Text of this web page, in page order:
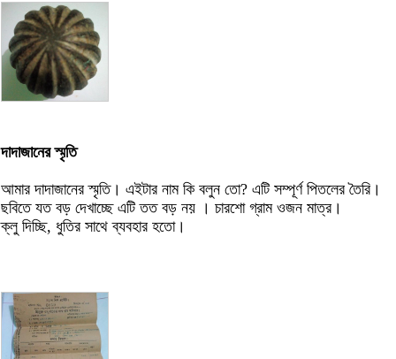
দাদাজানের স্মৃতি
আমার দাদাজানের স্মৃতি। এইটার নাম কি বলুন তো? এটি সম্পূর্ণ পিতলের তৈরি।
ছবিতে যত বড় দেখাচ্ছে এটি তত বড় নয় । চারশো গ্রাম ওজন মাত্র।
ক্লু দিচ্ছি, ধুতির সাথে ব্যবহার হতো।